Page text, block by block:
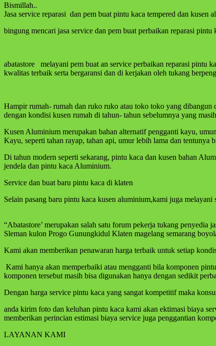
Bismillah..
Jasa service reparasi dan pem buat pintu kaca tempered dan
bingung mencari jasa service dan pem buat perbaikan reparasi
abatastore melayani pem buat an service perbaikan reparasi pintu
kwalitas terbaik serta bergaransi dan di kerjakan oleh tukang
Hampir rumah- rumah dan ruko ruko atau toko toko yang
dengan kondisi kusen rumah di tahun- tahun sebelumnya yang
Kusen Aluminium merupakan bahan alternatif pengganti kayu,
Kayu, seperti tahan rayap, tahan api, umur lebih lama dan
Di tahun modern seperti sekarang, pintu kaca dan kusen bahan
jendela dan pintu kaca Aluminium.
Service dan buat baru pintu kaca di klaten
Selain pasang baru pintu kaca kusen aluminium,kami juga
“Abatastore’ merupakan salah satu forum pekerja tukang
Sleman kulon Progo Gunungkidul Klaten magelang semarang
Kami akan memberikan penawaran harga terbaik untuk setiap
Kami hanya akan memperbaiki atau mengganti bila komponen
komponen tersebut masih bisa digunakan hanya dengan sedikit
Dengan harga service pintu kaca yang sangat kompetitif maka
anda kirim foto dan keluhan pintu kaca kami akan ektimasi biaya
memberikan perincian estimasi biaya service juga penggantian
LAYANAN KAMI